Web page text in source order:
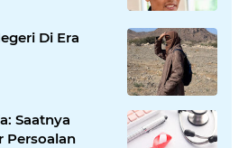
Di Era
Saatnya
Persoalan